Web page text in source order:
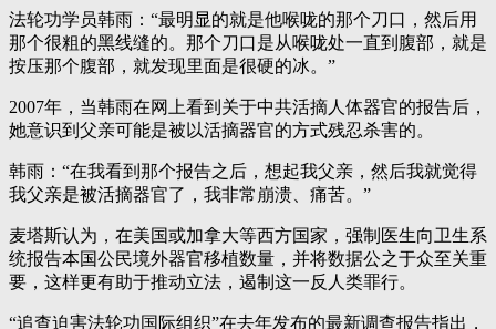
法轮功学员韩雨：“最明显的就是他喉咙的那个刀口，然后用
那个很粗的黑线缝的。那个刀口是从喉咙处一直到腹部，就是
按压那个腹部，就发现里面是很硬的冰。”
2007年，当韩雨在网上看到关于中共活摘人体器官的报告后，
她意识到父亲可能是被以活摘器官的方式残忍杀害的。
韩雨：“在我看到那个报告之后，想起我父亲，然后我就觉得
我父亲是被活摘器官了，我非常崩溃、痛苦。”
麦塔斯认为，在美国或加拿大等西方国家，强制医生向卫生系
统报告本国公民境外器官移植数量，并将数据公之于众至关重
要，这样更有助于推动立法，遏制这一反人类罪行。
“追查迫害法轮功国际组织”在去年发布的最新调查报告指出，